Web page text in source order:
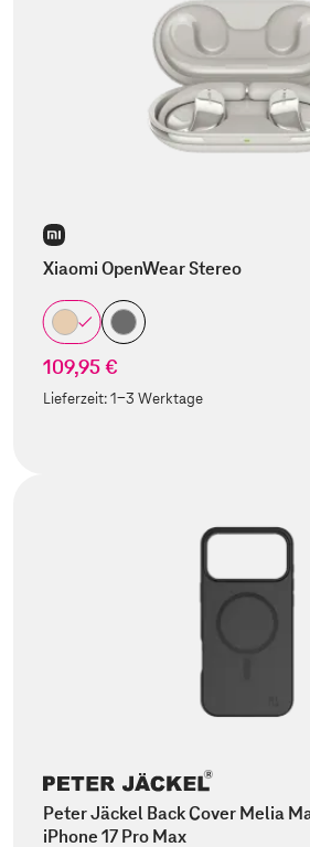
Xiaomi OpenWear Stereo
109,95 €
Lieferzeit:1-3 Werktage
Peter Jäckel Back Cover Melia
iPhone 17 Pro Max